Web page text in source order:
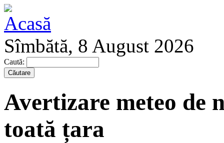
Sîmbătă, 8 August 2026
Caută:
Avertizare meteo de
toată țara